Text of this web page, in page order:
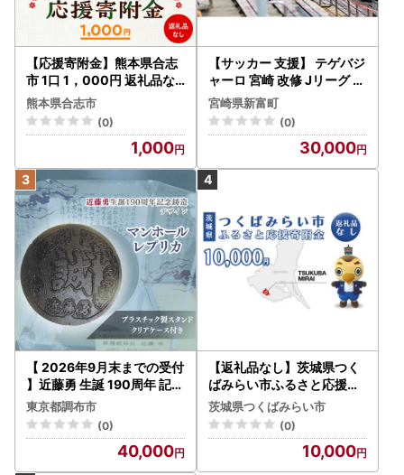
【応援寄附金】熊本県合志
市 1口 1，000円 返礼品な
しのご寄附 【合志市役所
】[AYBZ006]
熊本県合志市
(0)
1,000
【サッカー 支援】 テゲバジ
ャーロ 宮崎 改修 Jリーグ ス
タジアム 応援 S27
宮崎県新富町
(0)
30,000
【 2026年9月末までの受付
】近藤勇 生誕 190周年 記念
鋳造 デザイン マンホール
レプリカ | 新選組 株式会社
高橋商事資産管理オフィス
東京都調布市
(0)
40,000
【返礼品なし】茨城県つく
ばみらい市ふるさと応援寄
附金（10,000円)
茨城県つくばみらい市
(0)
10,000